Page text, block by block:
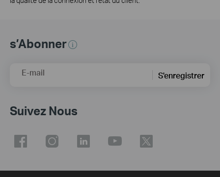
s’Abonner
E-mail S'enregistrer
Suivez Nous